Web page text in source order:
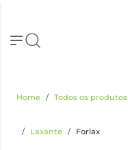
Home Todos os produtos
Laxante Forlax